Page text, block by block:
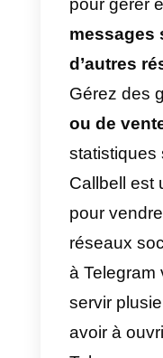
Dans
semi-
nous
qu’il